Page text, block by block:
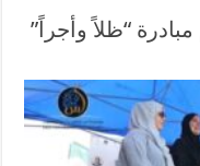
“ظلاً وأجراً”